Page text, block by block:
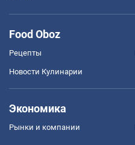
Food Oboz
Рецепты
Новости Кулинарии
Экономика
Рынки и компании